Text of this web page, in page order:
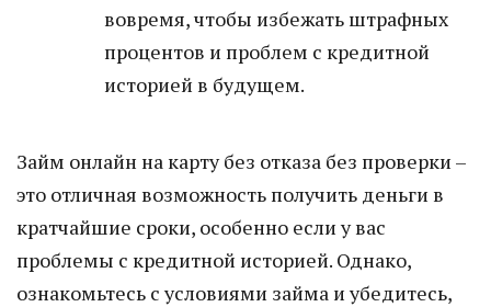
вовремя, чтобы избежать штрафных
процентов и проблем с кредитной
историей в будущем.
Займ онлайн на карту без отказа без проверки –
это отличная возможность получить деньги в
кратчайшие сроки, особенно если у вас
проблемы с кредитной историей. Однако,
ознакомьтесь с условиями займа и убедитесь,